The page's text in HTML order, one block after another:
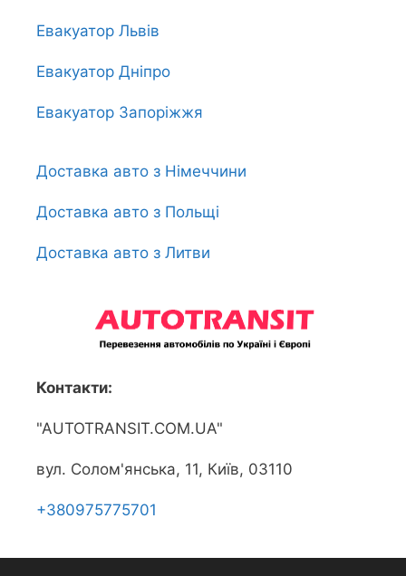
Евакуатор Львів
Евакуатор Дніпро
Евакуатор Запоріжжя
Доставка авто з Німеччини
Доставка авто з Польщі
Доставка авто з Литви
Контакти:
"AUTOTRANSIT.COM.UA"
вул. Солом'янська, 11, Київ, 03110
+380975775701